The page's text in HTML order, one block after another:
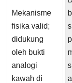
Mekanisme
fisika valid;
didukung
oleh bukti
analogi
kawah di